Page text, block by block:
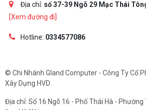
Địa chỉ: số 37-39 Ngõ 29 Mạc Thái
[Xem đường đi]
Hotline: 0334577086
© Chi Nhánh Gland Computer - Công Ty Cổ
Xây Dựng HVD
Địa chỉ: Số 16 Ngõ 16 - Phố Thái Hà -